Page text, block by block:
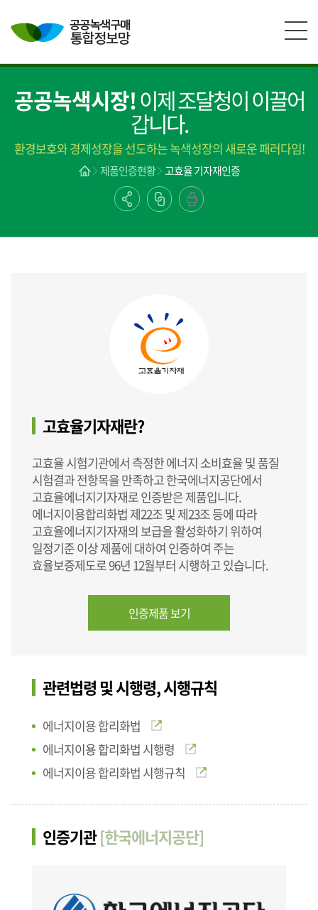
공공녹색시장!이제 조달청이 이끌어
갑니다.
환경보호와 경제성장을 선도하는 녹색성장의 새로운 패러다임!
제품인증현황 고효율 기자재인증
고효율기자재란?
고효율 시험기관에서 측정한 에너지 소비효율 및 품질
시험결과 전항목을 만족하고 한국에너지공단에서
고효율에너지기자재로 인증받은 제품입니다.
에너지이용합리화법 제22조 및 제23조 등에 따라
고효율에너지기자재의 보급을 활성화하기 위하여
일정기준 이상 제품에 대하여 인증하여 주는
효율보증제도로 96년 12월부터 시행하고 있습니다.
인증제품 보기
관련법령 및 시행령, 시행규칙
에너지이용 합리화법
에너지이용 합리화법 시행령
에너지이용 합리화법 시행규칙
인증기관[한국에너지공단]